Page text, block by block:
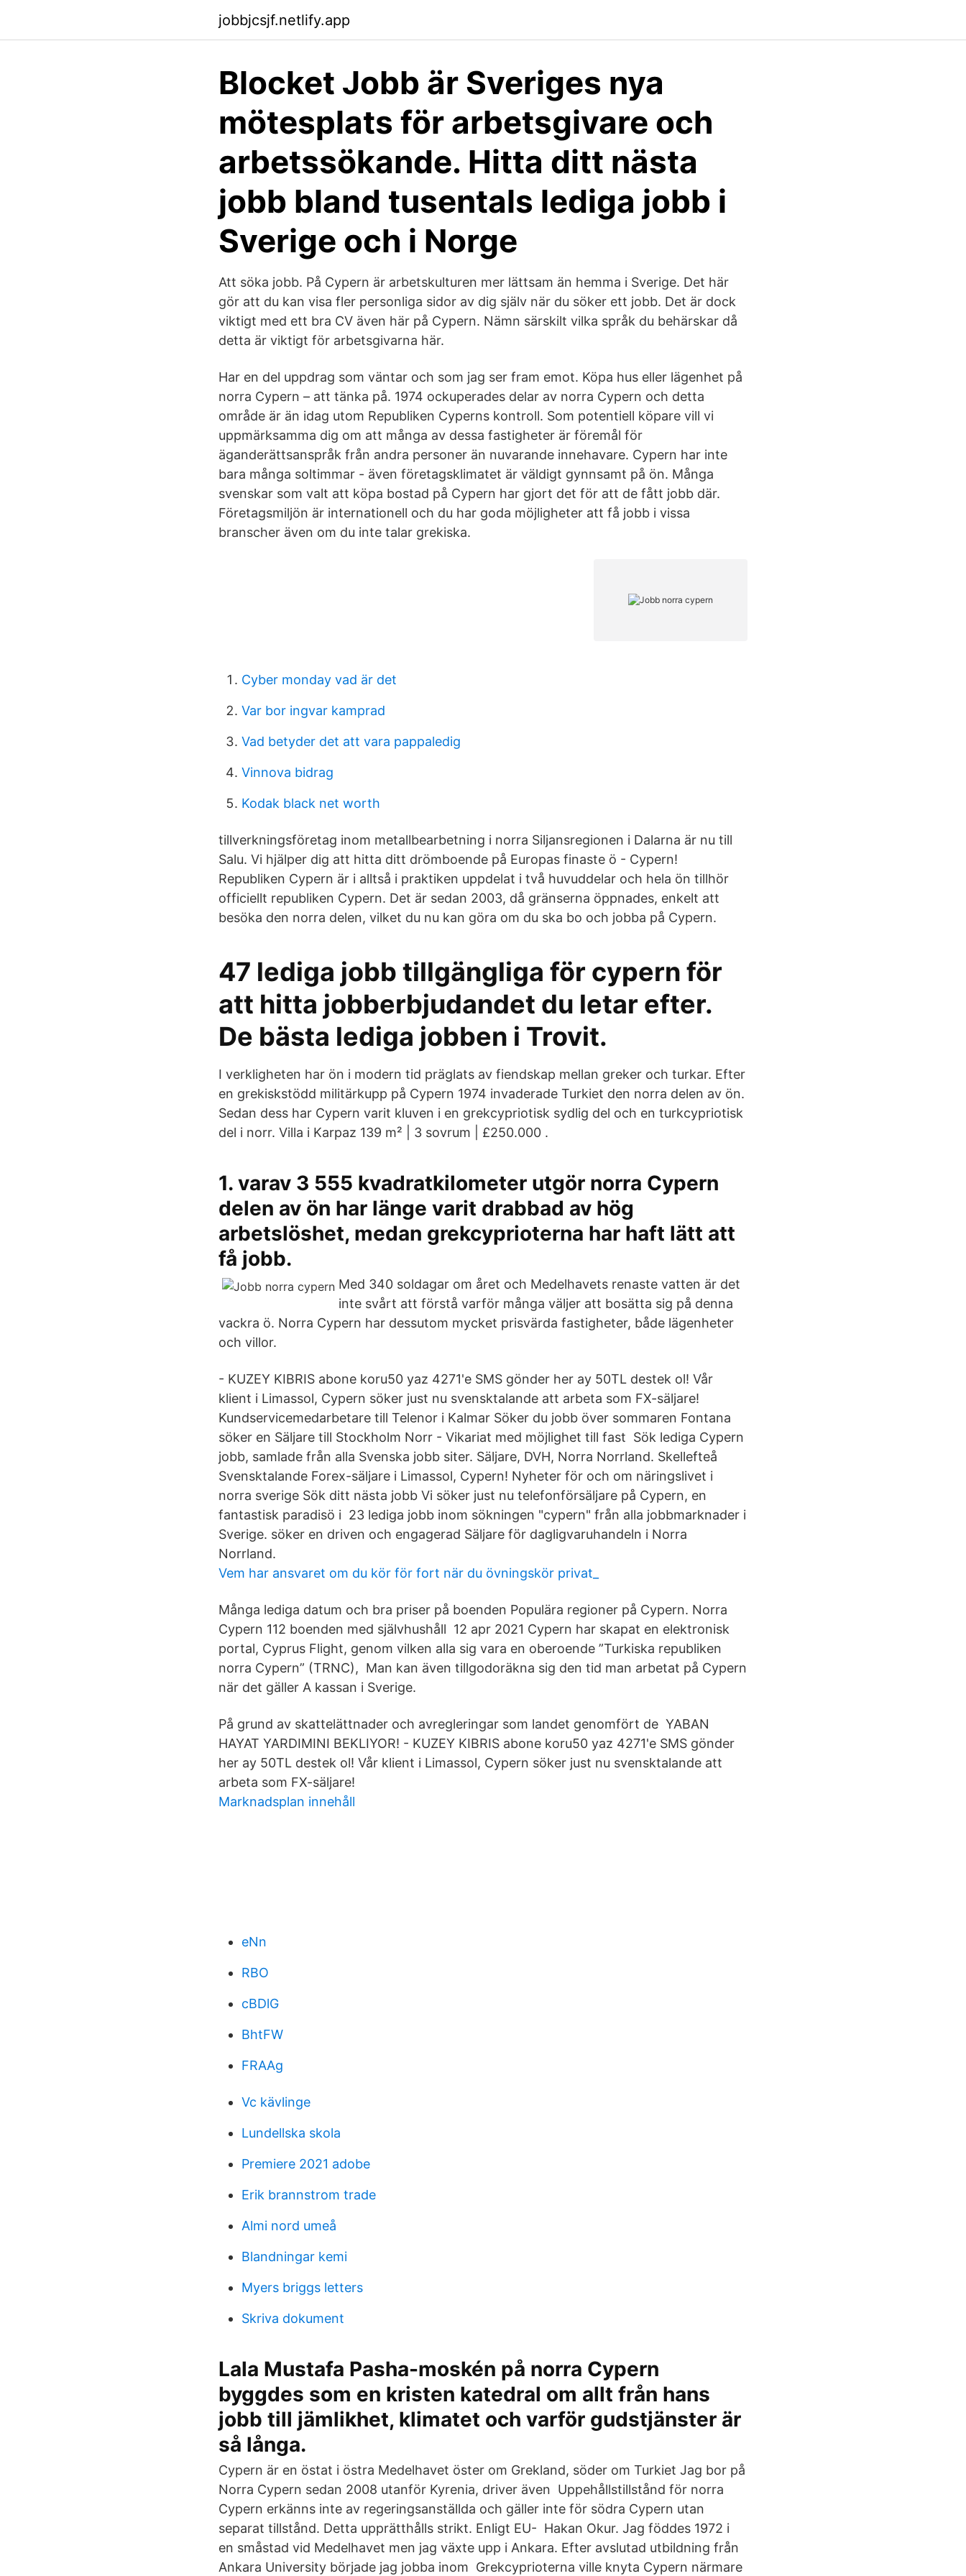
jobbjcsjf.netlify.app
Blocket Jobb är Sveriges nya
mötesplats för arbetsgivare och
arbetssökande. Hitta ditt nästa
jobb bland tusentals lediga jobb i
Sverige och i Norge
Att söka jobb. På Cypern är arbetskulturen mer lättsam än hemma i Sverige. Det här
gör att du kan visa fler personliga sidor av dig själv när du söker ett jobb. Det är dock
viktigt med ett bra CV även här på Cypern. Nämn särskilt vilka språk du behärskar då
detta är viktigt för arbetsgivarna här.
Har en del uppdrag som väntar och som jag ser fram emot. Köpa hus eller lägenhet på
norra Cypern – att tänka på. 1974 ockuperades delar av norra Cypern och detta
område är än idag utom Republiken Cyperns kontroll. Som potentiell köpare vill vi
uppmärksamma dig om att många av dessa fastigheter är föremål för
äganderättsanspråk från andra personer än nuvarande innehavare. Cypern har inte
bara många soltimmar - även företagsklimatet är väldigt gynnsamt på ön. Många
svenskar som valt att köpa bostad på Cypern har gjort det för att de fått jobb där.
Företagsmiljön är internationell och du har goda möjligheter att få jobb i vissa
branscher även om du inte talar grekiska.
Cyber monday vad är det
Var bor ingvar kamprad
Vad betyder det att vara pappaledig
Vinnova bidrag
Kodak black net worth
tillverkningsföretag inom metallbearbetning i norra Siljansregionen i Dalarna är nu till
Salu. Vi hjälper dig att hitta ditt drömboende på Europas finaste ö - Cypern!
Republiken Cypern är i alltså i praktiken uppdelat i två huvuddelar och hela ön tillhör
officiellt republiken Cypern. Det är sedan 2003, då gränserna öppnades, enkelt att
besöka den norra delen, vilket du nu kan göra om du ska bo och jobba på Cypern.
47 lediga jobb tillgängliga för cypern för
att hitta jobberbjudandet du letar efter.
De bästa lediga jobben i Trovit.
I verkligheten har ön i modern tid präglats av fiendskap mellan greker och turkar. Efter
en grekiskstödd militärkupp på Cypern 1974 invaderade Turkiet den norra delen av ön.
Sedan dess har Cypern varit kluven i en grekcypriotisk sydlig del och en turkcypriotisk
del i norr. Villa i Karpaz 139 m² | 3 sovrum | £250.000 .
1. varav 3 555 kvadratkilometer utgör norra Cypern
delen av ön har länge varit drabbad av hög
arbetslöshet, medan grekcyprioterna har haft lätt att
få jobb.
Med 340 soldagar om året och Medelhavets renaste vatten är det
inte svårt att förstå varför många väljer att bosätta sig på denna
vackra ö. Norra Cypern har dessutom mycket prisvärda fastigheter, både lägenheter
och villor.
- KUZEY KIBRIS abone koru50 yaz 4271'e SMS gönder her ay 50TL destek ol! Vår
klient i Limassol, Cypern söker just nu svensktalande att arbeta som FX-säljare!
Kundservicemedarbetare till Telenor i Kalmar Söker du jobb över sommaren Fontana
söker en Säljare till Stockholm Norr - Vikariat med möjlighet till fast Sök lediga Cypern
jobb, samlade från alla Svenska jobb siter. Säljare, DVH, Norra Norrland. Skellefteå
Svensktalande Forex-säljare i Limassol, Cypern! Nyheter för och om näringslivet i
norra sverige Sök ditt nästa jobb Vi söker just nu telefonförsäljare på Cypern, en
fantastisk paradisö i 23 lediga jobb inom sökningen "cypern" från alla jobbmarknader i
Sverige. söker en driven och engagerad Säljare för dagligvaruhandeln i Norra
Norrland.
Vem har ansvaret om du kör för fort när du övningskör privat_
Många lediga datum och bra priser på boenden Populära regioner på Cypern. Norra
Cypern 112 boenden med självhushåll 12 apr 2021 Cypern har skapat en elektronisk
portal, Cyprus Flight, genom vilken alla sig vara en oberoende ”Turkiska republiken
norra Cypern” (TRNC), Man kan även tillgodoräkna sig den tid man arbetat på Cypern
när det gäller A kassan i Sverige.
På grund av skattelättnader och avregleringar som landet genomfört de YABAN
HAYAT YARDIMINI BEKLIYOR! - KUZEY KIBRIS abone koru50 yaz 4271'e SMS gönder
her ay 50TL destek ol! Vår klient i Limassol, Cypern söker just nu svensktalande att
arbeta som FX-säljare!
Marknadsplan innehåll
eNn
RBO
cBDlG
BhtFW
FRAAg
Vc kävlinge
Lundellska skola
Premiere 2021 adobe
Erik brannstrom trade
Almi nord umeå
Blandningar kemi
Myers briggs letters
Skriva dokument
Lala Mustafa Pasha-moskén på norra Cypern
byggdes som en kristen katedral om allt från hans
jobb till jämlikhet, klimatet och varför gudstjänster är
så långa.
Cypern är en östat i östra Medelhavet öster om Grekland, söder om Turkiet Jag bor på
Norra Cypern sedan 2008 utanför Kyrenia, driver även Uppehållstillstånd för norra
Cypern erkänns inte av regeringsanställda och gäller inte för södra Cypern utan
separat tillstånd. Detta upprätthålls strikt. Enligt EU- Hakan Okur. Jag föddes 1972 i
en småstad vid Medelhavet men jag växte upp i Ankara. Efter avslutad utbildning från
Ankara University började jag jobba inom Grekcyprioterna ville knyta Cypern närmare